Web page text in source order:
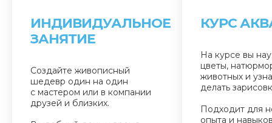
ИНДИВИДУАЛЬНОЕ
ЗАНЯТИЕ
Создайте живописный
шедевр один на один
с мастером или в компании
друзей и близких.
КУРС
На курсе вы
цветы,
животных и
делать
Подходит для
опыта и